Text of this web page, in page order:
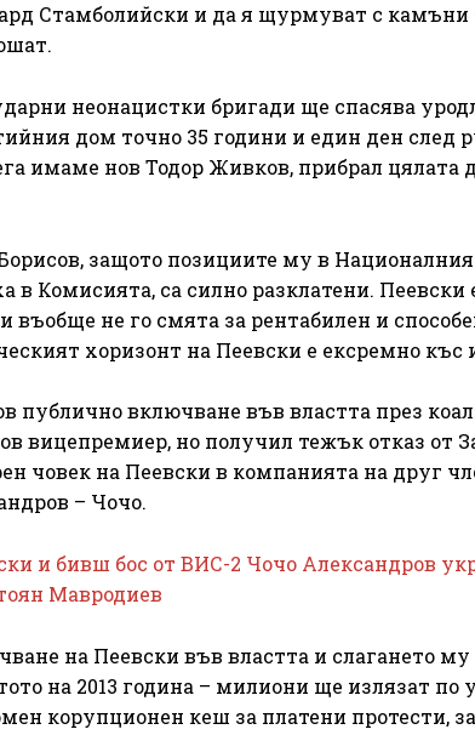
Стамболийски и да я щурмуват с камъни
неонацистки бригади ще спасява
дом точно 35 години и един ден след
имаме нов Тодор Живков, прибрал цялата
защото позициите му в
в Комисията, са силно разклатени. Пеевски
не го смята за рентабилен и
хоризонт на Пеевски е ексремно
публично включване във властта през
вицепремиер, но получил тежък отказ от
човек на Пеевски в компанията на друг
– Чочо.
и бивш бос от ВИС-2 Чочо Александров
Мавродиев
на Пеевски във властта и слагането
на 2013 година – милиони ще излязат по
корупционен кеш за платени протести,